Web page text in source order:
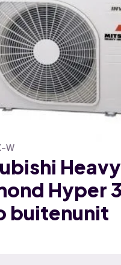
W
Heavy
Hyper
buitenunit